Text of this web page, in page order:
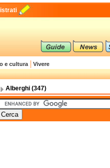
e cultura Vivere
Alberghi (347)